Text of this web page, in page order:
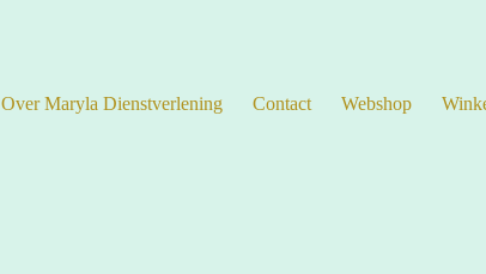
Over Maryla Dienstverlening Contact Webshop